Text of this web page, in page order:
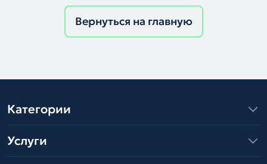
Вернуться на главную
Категории
Услуги